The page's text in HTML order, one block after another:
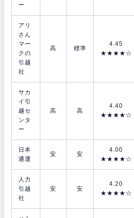
ー
アリ
さん
マー
クの
引越
社
高 標準
4.45
★★★★☆
サカ
イ引
越セ
ンタ
ー
高 高
4.40
★★★★☆
日本
通運
安 安
4.00
★★★★☆
人力
引越
社
安 安
4.20
★★★★☆